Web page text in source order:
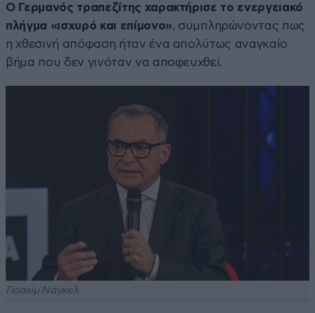
Ο Γερμανός τραπεζίτης χαρακτήρισε το ενεργειακό
πλήγμα «ισχυρό και επίμονο», συμπληρώνοντας πως
η χθεσινή απόφαση ήταν ένα απολύτως αναγκαίο
βήμα που δεν γινόταν να αποφευχθεί.
Γιοαχίμ Νάγκελ